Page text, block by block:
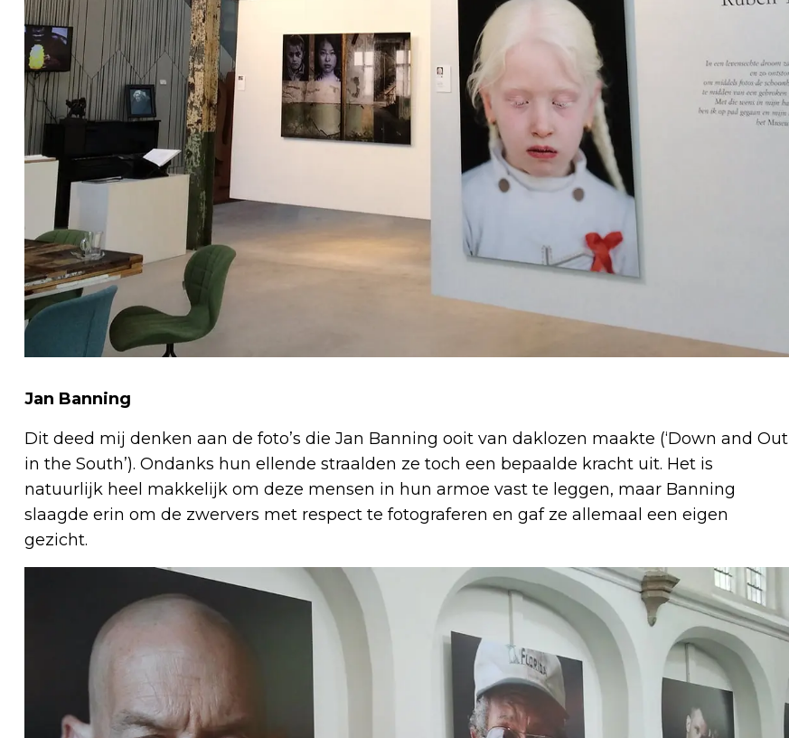
Jan Banning
Dit deed mij denken aan de foto’s die Jan Banning ooit van daklozen maakte (‘Down and Out
in the South’). Ondanks hun ellende straalden ze toch een bepaalde kracht uit. Het is
natuurlijk heel makkelijk om deze mensen in hun armoe vast te leggen, maar Banning
slaagde erin om de zwervers met respect te fotograferen en gaf ze allemaal een eigen
gezicht.